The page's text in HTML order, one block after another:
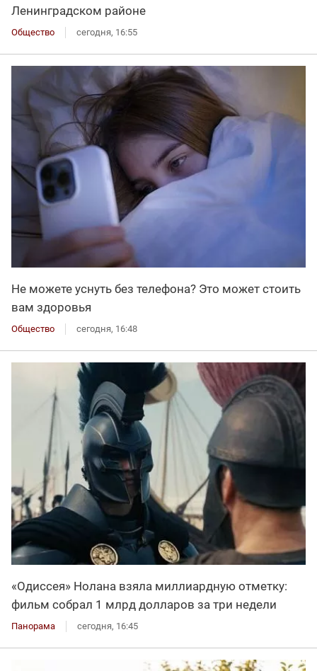
Ленинградском районе
Общество сегодня, 16:55
Не можете уснуть без телефона? Это может стоить
вам здоровья
Общество сегодня, 16:48
«Одиссея» Нолана взяла миллиардную отметку:
фильм собрал 1 млрд долларов за три недели
Панорама сегодня, 16:45